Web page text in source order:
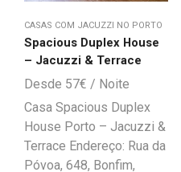
CASAS COM JACUZZI NO PORTO
Spacious Duplex House
– Jacuzzi & Terrace
57€
Casa Spacious Duplex
House Porto – Jacuzzi &
Terrace Endereço: Rua da
Póvoa, 648, Bonfim,